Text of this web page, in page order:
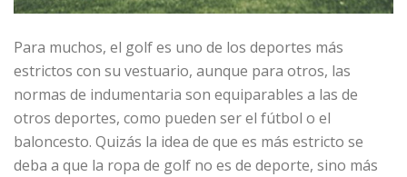
Para muchos, el golf es uno de los deportes más
estrictos con su vestuario, aunque para otros, las
normas de indumentaria son equiparables a las de
otros deportes, como pueden ser el fútbol o el
baloncesto. Quizás la idea de que es más estricto se
deba a que la ropa de golf no es de deporte, sino más